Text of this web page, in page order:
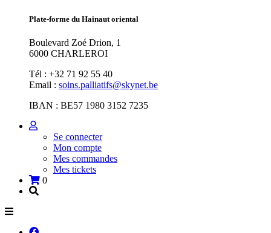
Plate-forme du Hainaut oriental
Boulevard Zoé Drion, 1
6000 CHARLEROI
Tél : +32 71 92 55 40
Email : soins.palliatifs@skynet.be
IBAN : BE57 1980 3152 7235
Se connecter
Mon compte
Mes commandes
Mes tickets
0